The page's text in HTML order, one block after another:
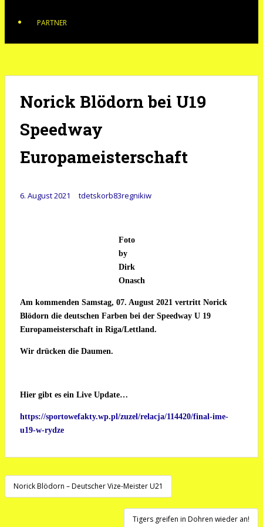
PARTNER
Norick Blödorn bei U19
Speedway
Europameisterschaft
6. August 2021 tdetskorb83regnikiw
Foto
by
Dirk
Onasch
Am kommenden Samstag, 07. August 2021 vertritt Norick
Blödorn die deutschen Farben bei der Speedway U 19
Europameisterschaft in Riga/Lettland.
Wir drücken die Daumen.
Hier gibt es ein Live Update…
https://sportowefakty.wp.pl/zuzel/relacja/114420/final-ime-
u19-w-rydze
Beitragsnavigation
Norick Blödorn – Deutscher Vize-Meister U21
Tigers greifen in Dohren wieder an!